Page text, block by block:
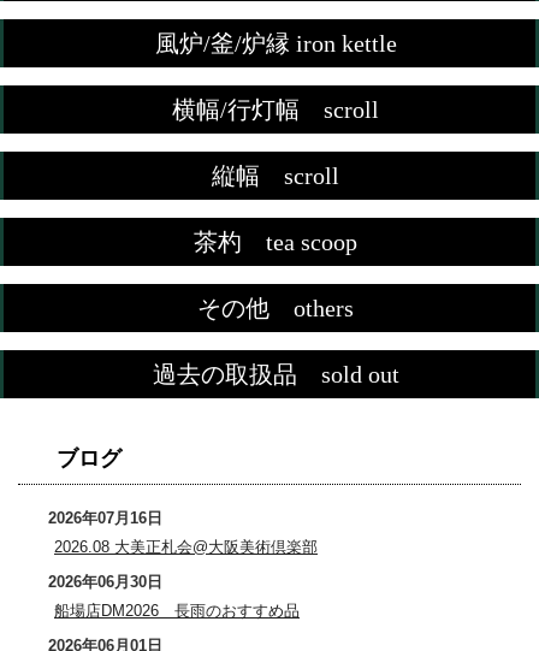
風炉/釜/炉縁 iron kettle
横幅/行灯幅 scroll
縦幅 scroll
茶杓 tea scoop
その他 others
過去の取扱品 sold out
ブログ
2026年07月16日
2026.08 大美正札会@大阪美術倶楽部
2026年06月30日
船場店DM2026 長雨のおすすめ品
2026年06月01日